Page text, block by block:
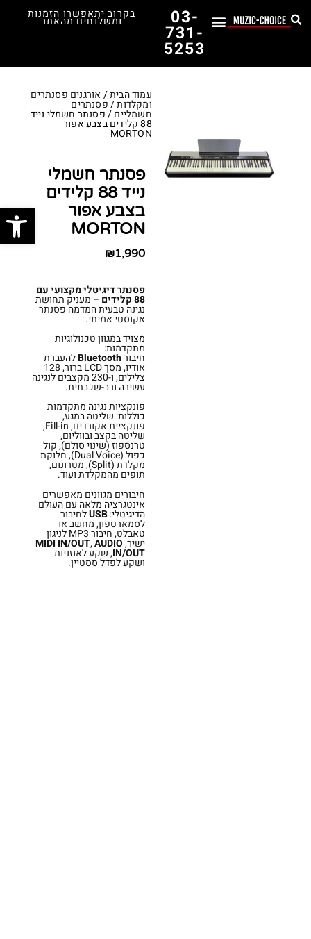
03-
731-
5253
בקרוב יתאפשרו הזמנות
ומשלוחים מהאתר
עמוד הבית/ אורגנים פסנתרים
ומקלדות/פסנתרים
חשמליים/ פסנתר חשמלי נייד
88 קלידים בצבע אפור
MORTON
פסנתר חשמלי
נייד 88 קלידים
בצבע אפור
MORTON
₪1,990
פסנתר דיגיטלי מקצועי עם
88 קלידים – מעניק תחושת
נגינה טבעית המדמה פסנתר
אקוסטי אמיתי.
מצויד במגוון טכנולוגיות
מתקדמות:
חיבורBluetoothלהעברת
אודיו, מסך LCD ברור, 128
צלילים, ו-230 מקצבים לנגינה
עשירה ורב-שכבתית.
פונקציות נגינה מתקדמות
כוללות: שליטה במגע,
פונקציית אקורדים, Fill-in,
שליטה בקצב ובווליום,
טרנספוז (שינוי סולם), קול
כפול (Dual Voice), חלוקת
מקלדת (Split), מטרונום,
תופים מהמקלדת ועוד.
חיבורים מגוונים מאפשרים
אינטגרציה מלאה עם העולם
הדיגיטלי:USBלחיבור
לסמארטפון, מחשב או
טאבלט, חיבור MP3 לניגון
ישיר, MIDI IN/OUT,AUDIO
IN/OUT, שקע לאוזניות
ושקע לפדל ססטיין.
פתח